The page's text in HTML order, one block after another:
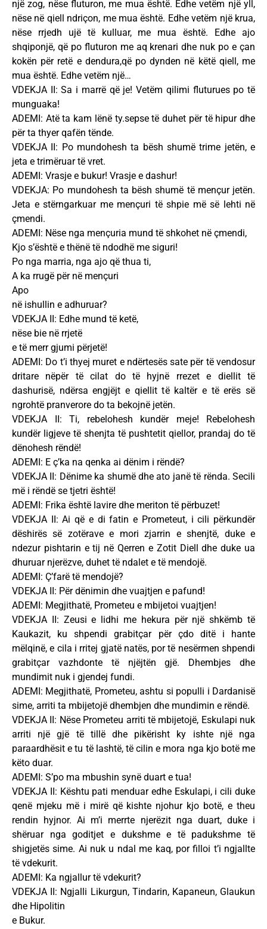
një zog, nëse fluturon, me mua është. Edhe vetëm një yll,
nëse në qiell ndriçon, me mua është. Edhe vetëm një krua,
nëse rrjedh ujë të kulluar, me mua është. Edhe ajo
shqiponjë, që po fluturon me aq krenari dhe nuk po e çan
kokën për retë e dendura,që po dynden në këtë qiell, me
mua është. Edhe vetëm një…
VDEKJA II: Sa i marrë që je! Vetëm qilimi fluturues po të
munguaka!
ADEMI: Atë ta kam lënë ty.sepse të duhet për të hipur dhe
për ta thyer qafën tënde.
VDEKJA II: Po mundohesh ta bësh shumë trime jetën, e
jeta e trimëruar të vret.
ADEMI: Vrasje e bukur! Vrasje e dashur!
VDEKJA: Po mundohesh ta bësh shumë të mençur jetën.
Jeta e stërngarkuar me mençuri të shpie më së lehti në
çmendi.
ADEMI: Nëse nga mençuria mund të shkohet në çmendi,
Kjo s’është e thënë të ndodhë me siguri!
Po nga marria, nga ajo që thua ti,
A ka rrugë për në mençuri
Apo
në ishullin e adhuruar?
VDEKJA II: Edhe mund të ketë,
nëse bie në rrjetë
e të merr gjumi përjetë!
ADEMI: Do t’i thyej muret e ndërtesës sate për të vendosur
dritare nëpër të cilat do të hyjnë rrezet e diellit të
dashurisë, ndërsa engjëjt e qiellit të kaltër e të erës së
ngrohtë pranverore do ta bekojnë jetën.
VDEKJA II: Ti, rebelohesh kundër meje! Rebelohesh
kundër ligjeve të shenjta të pushtetit qiellor, prandaj do të
dënohesh rëndë!
ADEMI: E ç’ka na qenka ai dënim i rëndë?
VDEKJA II: Dënime ka shumë dhe ato janë të rënda. Secili
më i rëndë se tjetri është!
ADEMI: Frika është lavire dhe meriton të përbuzet!
VDEKJA II: Ai që e di fatin e Prometeut, i cili përkundër
dëshirës së zotërave e mori zjarrin e shenjtë, duke e
ndezur pishtarin e tij në Qerren e Zotit Diell dhe duke ua
dhuruar njerëzve, duhet të ndalet e të mendojë.
ADEMI: Ç’farë të mendojë?
VDEKJA II: Për dënimin dhe vuajtjen e pafund!
ADEMI: Megjithatë, Prometeu e mbijetoi vuajtjen!
VDEKJA II: Zeusi e lidhi me hekura për një shkëmb të
Kaukazit, ku shpendi grabitçar për çdo ditë i hante
mëlqinë, e cila i rritej gjatë natës, por të nesërmen shpendi
grabitçar vazhdonte të njëjtën gjë. Dhembjes dhe
mundimit nuk i gjendej fundi.
ADEMI: Megjithatë, Prometeu, ashtu si populli i Dardanisë
sime, arriti ta mbijetojë dhembjen dhe mundimin e rëndë.
VDEKJA II: Nëse Prometeu arriti të mbijetojë, Eskulapi nuk
arriti një gjë të tillë dhe pikërisht ky ishte një nga
paraardhësit e tu të lashtë, të cilin e mora nga kjo botë me
këto duar.
ADEMI: S’po ma mbushin synë duart e tua!
VDEKJA II: Kështu pati menduar edhe Eskulapi, i cili duke
qenë mjeku më i mirë që kishte njohur kjo botë, e theu
rendin hyjnor. Ai m’i merrte njerëzit nga duart, duke i
shëruar nga goditjet e dukshme e të padukshme të
shigjetës sime. Ai nuk u ndal me kaq, por filloi t’i ngjallte
të vdekurit.
ADEMI: Ka ngjallur të vdekurit?
VDEKJA II: Ngjalli Likurgun, Tindarin, Kapaneun, Glaukun
dhe Hipolitin
e Bukur.